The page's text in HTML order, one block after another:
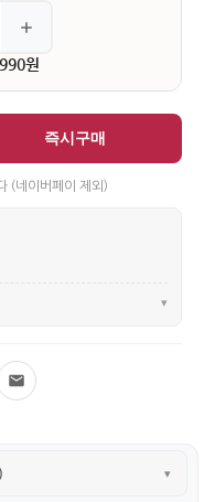
원
즉시구매
(네이버페이 제외)
▾
▾